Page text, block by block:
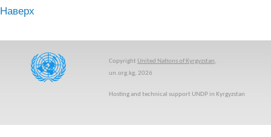
Наверх
Copyright United Nations of Kyrgyzstan,
un.org.kg, 2026
Hosting and technical support UNDP in Kyrgyzstan